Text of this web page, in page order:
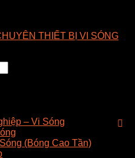
THIẾT BỊ VI SÓNG
– Vi Sóng
(Bóng Cao Tần)